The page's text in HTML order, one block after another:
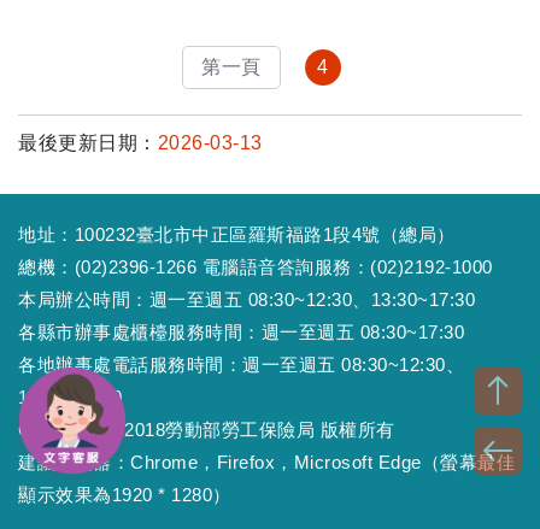
第一頁 4
最後更新日期： 2026-03-13
地址：100232臺北市中正區羅斯福路1段4號（總局）
總機：(02)2396-1266 電腦語音答詢服務：(02)2192-1000
本局辦公時間：週一至週五 08:30~12:30、13:30~17:30
各縣市辦事處櫃檯服務時間：週一至週五 08:30~17:30
各地辦事處電話服務時間：週一至週五 08:30~12:30、
13:30~17:30
Copyright © 2018勞動部勞工保險局 版權所有
建議瀏覽器：Chrome，Firefox，Microsoft Edge（螢幕最佳
顯示效果為1920 * 1280）